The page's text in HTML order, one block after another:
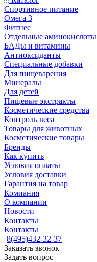
Спортивное питание
Омега 3
Фитнес
Отдельные аминокислоты
БАДы и витамины
Антиоксиданты
Специальные добавки
Для пищеварения
Минералы
Для детей
Пищевые экстракты
Косметические средства
Контроль веса
Товары для животных
Косметические товары
Бренды
Как купить
Условия оплаты
Условия доставки
Гарантия на товар
Компания
О компании
Новости
Контакты
Контакты
8(495)432-32-37
Заказать звонок
Задать вопрос